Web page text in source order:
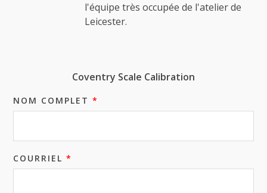
l'équipe très occupée de l'atelier de
Leicester.
Coventry Scale Calibration
NOM COMPLET *
COURRIEL *